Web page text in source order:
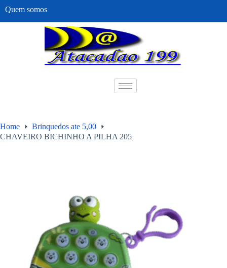
Quem somos
Home
Brinquedos ate 5,00
CHAVEIRO BICHINHO A PILHA 205